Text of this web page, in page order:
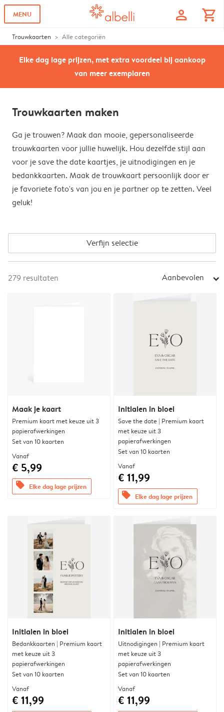
MENU profile shopping_cart
Trouwkaarten Alle categoriën
Elke dag lage prijzen, met extra voordeel bij aankoop
van meer exemplaren
Trouwkaarten maken
Ga je trouwen? Maak dan mooie, gepersonaliseerde
trouwkaarten voor jullie huwelijk. Hou dezelfde stijl aan
voor je save the date kaartjes, je uitnodigingen en je
bedankkaarten. Maak de trouwkaart persoonlijk door er
je favoriete foto's van jou en je partner op te zetten. Veel
geluk!
Verfijn selectie
279 resultaten Aanbevolen arrow_right
Maak je kaart
Premium kaart met keuze uit 3
papierafwerkingen
Set van 10 kaarten
Vanaf
€ 5,99
offers Elke dag lage prijzen
Initialen in bloei
Save the date | Premium kaart
met keuze uit 3
papierafwerkingen
Set van 10 kaarten
Vanaf
€ 11,99
offers Elke dag lage prijzen
Initialen in bloei
Bedankkaarten | Premium kaart
met keuze uit 3
papierafwerkingen
Set van 10 kaarten
Vanaf
€ 11,99
Initialen in bloei
Uitnodigingen | Premium kaart
met keuze uit 3
papierafwerkingen
Set van 10 kaarten
Vanaf
€ 11,99